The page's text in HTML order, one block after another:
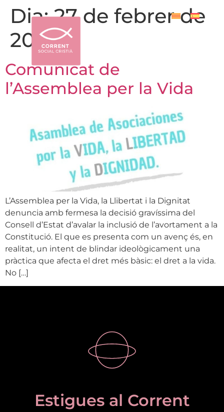
Dia:27 de febrer de
2026
Comunicat de
l’Assemblea per la Vida
L’Assemblea per la Vida, la Llibertat i la Dignitat
denuncia amb fermesa la decisió gravíssima del
Consell d’Estat d’avalar la inclusió de l’avortament a la
Constitució. El que es presenta com un avenç és, en
realitat, un intent de blindar ideològicament una
pràctica que afecta el dret més bàsic: el dret a la vida.
No […]
Estigues al Corrent